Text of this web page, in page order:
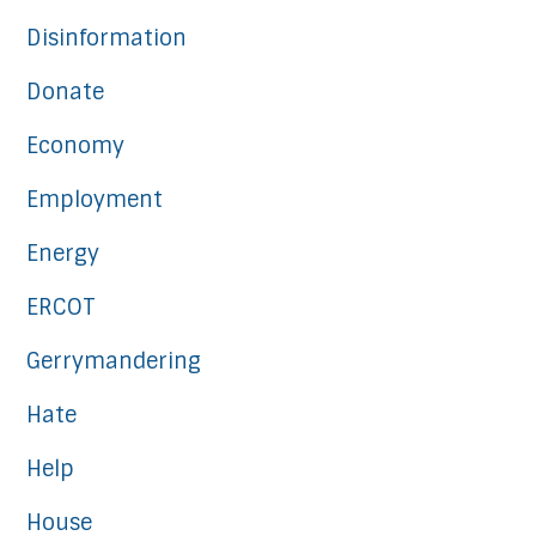
Disinformation
Donate
Economy
Employment
Energy
ERCOT
Gerrymandering
Hate
Help
House